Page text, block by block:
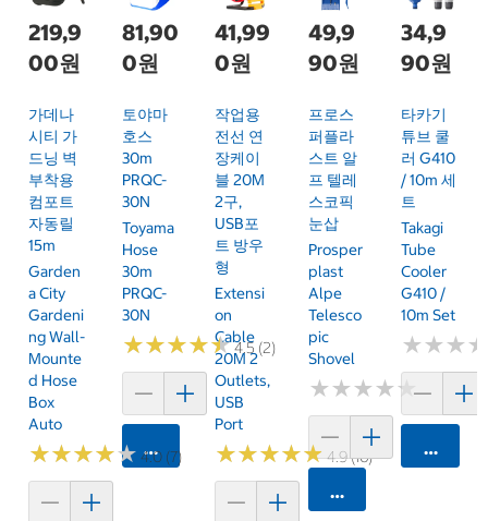
219,9
00원
가데나
시티 가
드닝 벽
부착용
컴포트
자동릴
15m
Garden
A City
Gardeni
Ng Wall-
Mounte
D Hose
Box
Auto
★★★★★
★★★★★ 4.0 (7)
81,90
0원
토야마
호스
30m
PRQC-
30N
Toyama
Hose
30m
PRQC-
30N
★★★★★
★★★★★4.5 (2)
카트에 담기
41,99
0원
작업용
전선 연
장케이
블 20M
2구,
USB포
트 방우
형
Extensi
On
Cable
20M 2
Outlets,
USB
Port
★★★★★
★★★★★4.9 (16)
49,9
90원
프로스
퍼플라
스트 알
프 텔레
스코픽
눈삽
Prosper
Plast
Alpe
Telesco
Pic
Shovel
★★★★★
★★★★★
카트에 담기
34,9
90원
타카기
튜브 쿨
러 G410
/ 10m 세
트
Takagi
Tube
Cooler
G410 /
10m Set
★★★
★★★
카트에